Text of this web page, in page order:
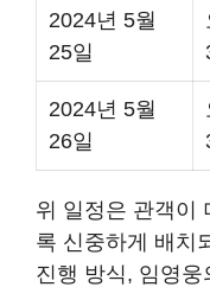
2024년 5월
25일
2024년 5월
26일
위 일정은 관객이
록 신중하게 배치
진행 방식, 임영